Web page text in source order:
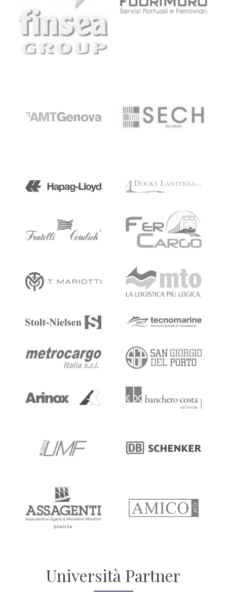
Università Partner